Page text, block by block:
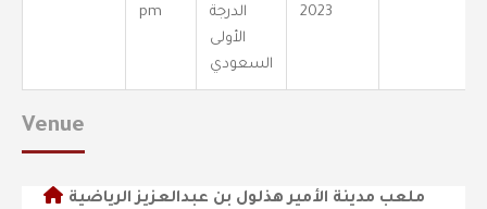
pm
الدرجة
الأولى
السعودي
2023
Venue
ملعب مدينة الأمير هذلول بن عبدالعزيز الرياضية